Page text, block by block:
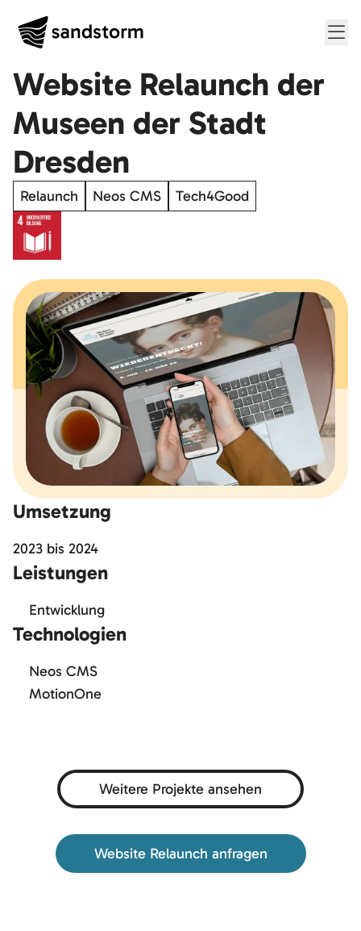
Website Relaunch der
Museen der Stadt
Dresden
Relaunch Neos CMS Tech4Good
Umsetzung
2023 bis 2024
Leistungen
Entwicklung
Technologien
Neos CMS
MotionOne
Weitere Projekte ansehen
Website Relaunch anfragen